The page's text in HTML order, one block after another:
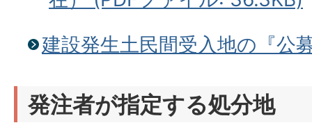
建設発生土民間受入地の『公
発注者が指定する処分地